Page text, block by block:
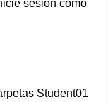
sesión como
Student01